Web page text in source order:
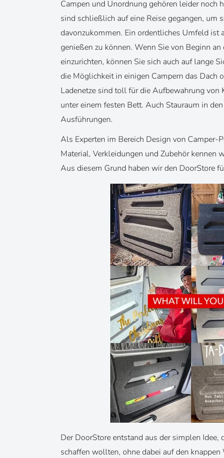
Campen und Unordnung gehören leider noch
sind schließlich auf eine Reise gegangen, um
davonzukommen. Ein ordentliches Umfeld ist
genießen zu können. Wenn Sie von Beginn
einzurichten, können Sie sich auch auf lange
die Möglichkeit in einigen Campern das Dach
Ladenetze sind toll für die Aufbewahrung
unter einem festen Bett. Auch Stauraum in
Ausführungen.
Als Experten im Bereich Design von
Material, Verkleidungen und Zubehör kennen
Aus diesem Grund haben wir den DoorStore
Der DoorStore entstand aus der simplen
schaffen wollten, ohne dabei auf den